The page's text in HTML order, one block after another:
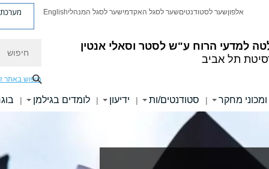
למדעי הרוח ע"ש לסטר וסאלי אנטין
תל אביב
אלפוןשער לסטודנטיםשער לסגל האקדמישער לסגל המנהליEnglish מערכת
חיפוש באתר
מחקר | סטודנטים/ות | ידיעון | לומדים בגילמן |